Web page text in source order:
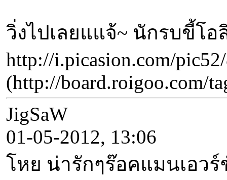
วิ่งไปเลยแแจ้~ นักรบขี้โอ
http://i.picasion.com/
(http://board.roigoo.com/
JigSaW
01-05-2012, 13:06
โหย น่ารักๆร๊อคแมนเอว